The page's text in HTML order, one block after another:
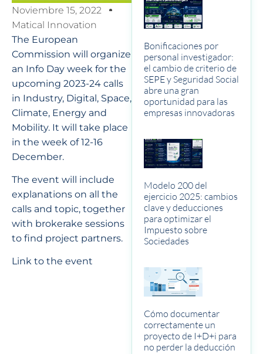
Noviembre 15, 2022
Matical Innovation
The European
Commission will organize
an Info Day week for the
upcoming 2023-24 calls
in Industry, Digital, Space,
Climate, Energy and
Mobility. It will take place
in the week of 12-16
December.
The event will include
explanations on all the
calls and topic, together
with brokerake sessions
to find project partners.
Link to the event
Bonificaciones por
personal investigador:
el cambio de criterio de
SEPE y Seguridad Social
abre una gran
oportunidad para las
empresas innovadoras
Modelo 200 del
ejercicio 2025: cambios
clave y deducciones
para optimizar el
Impuesto sobre
Sociedades
Cómo documentar
correctamente un
proyecto de I+D+i para
no perder la deducción